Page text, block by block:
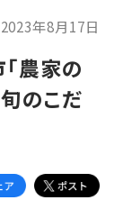
2023年8月17日
農家の
のこだ